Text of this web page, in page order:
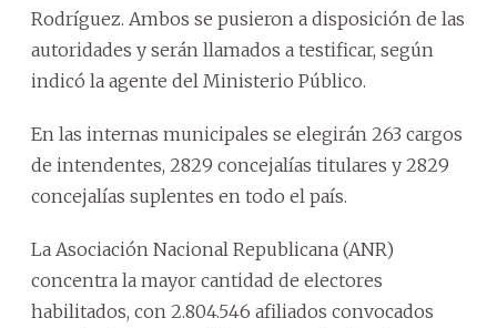
Rodríguez. Ambos se pusieron a disposición de las
autoridades y serán llamados a testificar, según
indicó la agente del Ministerio Público.
En las internas municipales se elegirán 263 cargos
de intendentes, 2829 concejalías titulares y 2829
concejalías suplentes en todo el país.
La Asociación Nacional Republicana (ANR)
concentra la mayor cantidad de electores
habilitados, con 2.804.546 afiliados convocados